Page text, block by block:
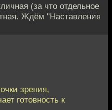
(за что отдельное
Ждём "Наставления
зрения,
готовность к